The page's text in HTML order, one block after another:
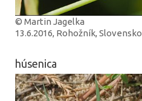
© Martin Jagelka
13.6.2016, Rohožník, Slovensko
húsenica